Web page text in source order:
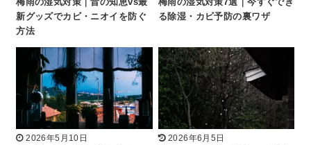
梅雨の湿気対策｜昔の知恵vs最
新グッズでカビ・ニオイを防ぐ
方法
梅雨の湿気対策7選｜今すぐでき
る除湿・カビ予防の裏ワザ
2026年5月10日
2026年6月5日